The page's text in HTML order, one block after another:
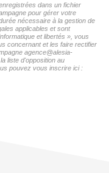
dans un fichier
pour gérer votre
nécessaire à la gestion de
applicables et sont
et libertés », vous
concernant et les faire rectifier
agence@alesia-
liste d'opposition au
pouvez vous inscrire ici :